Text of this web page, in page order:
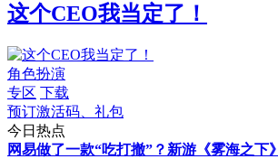
这个CEO我当定了！
角色扮演
专区 下载
预订激活码、礼包
今日热点
网易做了一款“吃打撤”？新游《雾海之下